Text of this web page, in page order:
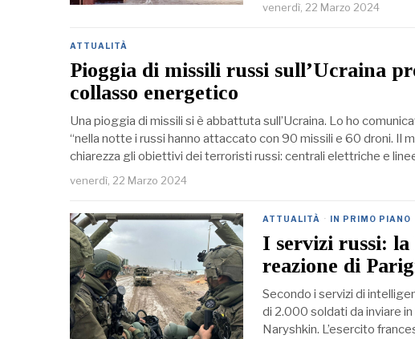
venerdì, 22 Marzo 2024
ATTUALITÀ
Pioggia di missili russi sull’Ucraina
collasso energetico
Una pioggia di missili si è abbattuta sull’Ucraina. Lo ho
“nella notte i russi hanno attaccato con 90 missili e 60 droni. Il
chiarezza gli obiettivi dei terroristi russi: centrali elettriche e
venerdì, 22 Marzo 2024
ATTUALITÀ · IN PRIMO PIANO
I servizi russi:
reazione di
Secondo i servizi di
di 2.000 soldati da inviare
Naryshkin. L’esercito